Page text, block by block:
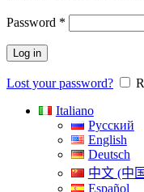
Password *
Log in
Lost your password?
Italiano
Русский
English
Deutsch
中文 (中
Español